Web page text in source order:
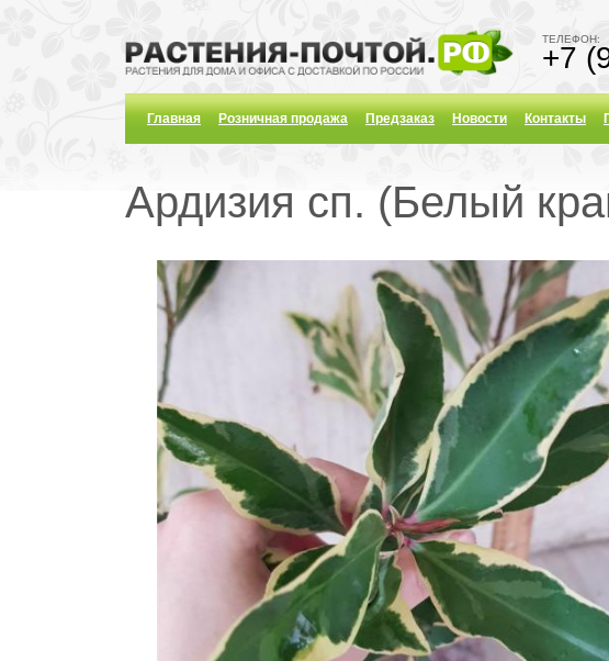
ТЕЛЕФОН:
+7
Главная Розничная продажа Предзаказ Новости Контакты
Ардизия сп. (Белый